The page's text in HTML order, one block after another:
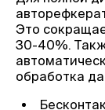
Это
30-40%.
обработка